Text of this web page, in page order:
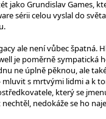
jako Grundislav Games,
sérii celou vyslal do
ale není vůbec špatná.
je poměrně sympatická
ne úplně pěknou, ale
mluvit s mrtvými lidmi a k
který se
nedokáže se ho